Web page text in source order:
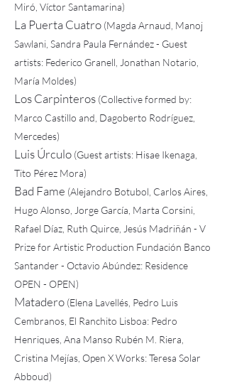
Miró, Víctor Santamarina)
La Puerta Cuatro (Magda Arnaud, Manoj
Sawlani, Sandra Paula Fernández - Guest
artists: Federico Granell, Jonathan Notario,
María Moldes)
Los Carpinteros (Collective formed by:
Marco Castillo and, Dagoberto Rodríguez,
Mercedes)
Luis Úrculo (Guest artists: Hisae Ikenaga,
Tito Pérez Mora)
Bad Fame (Alejandro Botubol, Carlos Aires,
Hugo Alonso, Jorge García, Marta Corsini,
Rafael Díaz, Ruth Quirce, Jesús Madriñán - V
Prize for Artistic Production Fundación Banco
Santander - Octavio Abúndez: Residence
OPEN - OPEN)
Matadero (Elena Lavellés, Pedro Luis
Cembranos, El Ranchito Lisboa: Pedro
Henriques, Ana Manso Rubén M. Riera,
Cristina Mejías, Open X Works: Teresa Solar
Abboud)